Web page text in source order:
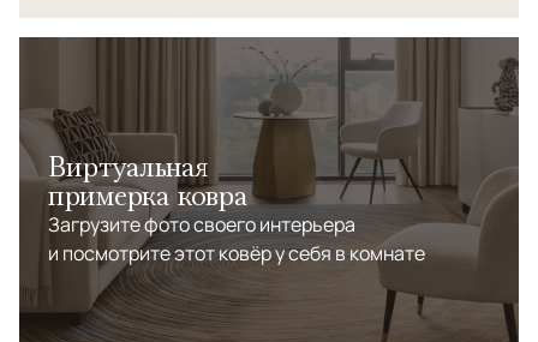
Виртуальная
примерка ковра
Загрузите фото своего интерьера
и посмотрите этот ковёр у себя в комнате